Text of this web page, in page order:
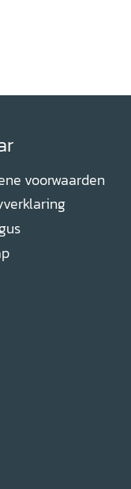
voorwaarden